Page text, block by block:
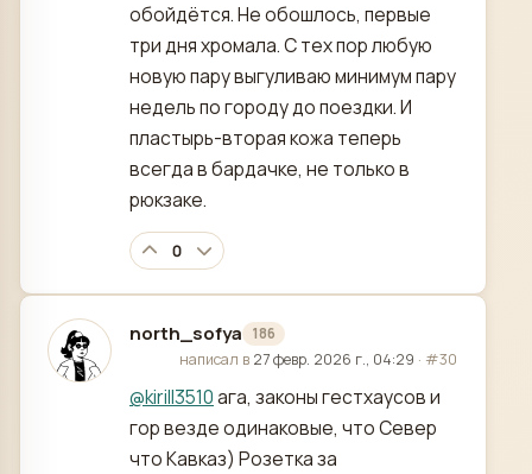
обойдётся. Не обошлось, первые
три дня хромала. С тех пор любую
новую пару выгуливаю минимум пару
недель по городу до поездки. И
пластырь-вторая кожа теперь
всегда в бардачке, не только в
рюкзаке.
0
north_sofya 186
отредактировано
написал в 27 февр. 2026 г., 04:29 · #30
@kirill3510ага, законы гестхаусов и
гор везде одинаковые, что Север
что Кавказ) Розетка за